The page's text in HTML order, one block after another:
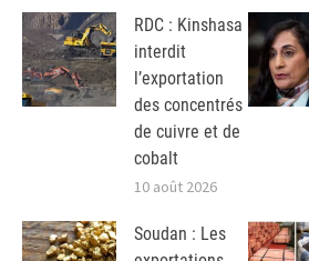
RDC : Kinshasa
interdit
l’exportation
des concentrés
de cuivre et de
cobalt
10 août 2026
Soudan : Les